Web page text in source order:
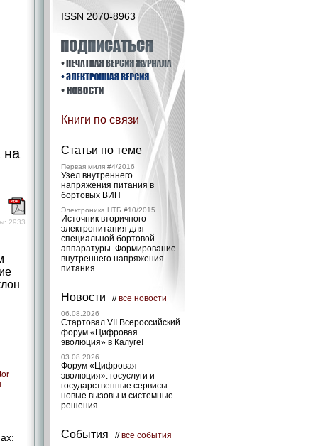
ISSN 2070-8963
Книги по связи
Статьи по теме
Первая миля #4/2016
Узел внутреннего
напряжения питания в
бортовых ВИП
Электроника НТБ #10/2015
Источник вторичного
электропитания для
специаль­ной бортовой
аппаратуры. Формирование
внутреннего напряжения
питания
Новости //все новости
06.08.2026
Стартовал VII Всероссийский
форум «Цифровая
эволюция» в Калуге!
03.08.2026
Форум «Цифровая
эволюция»: госуслуги и
государственные сервисы –
новые вызовы и системные
решения
События //все события
на
2933